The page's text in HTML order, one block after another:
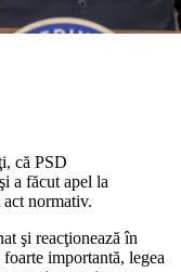
că PSD
a făcut apel la
normativ.
şi reacţionează în
importantă, legea